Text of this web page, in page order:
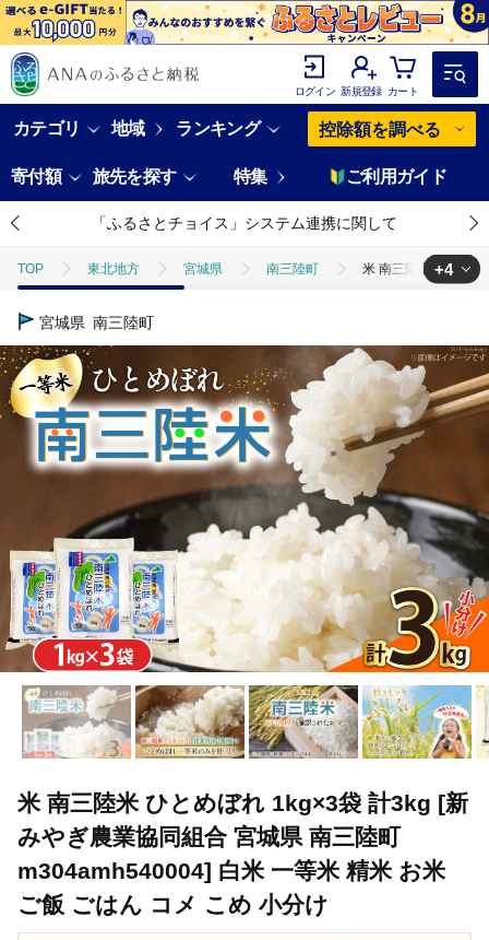
ログイン 新規登録 カート
カテゴリ 地域 ランキング 控除額を調べる
寄付額 旅先を探す 特集 ご利用ガイド
「ふるさとチョイス」システム連携に関して
TOP 東北地方 宮城県 南三陸町 米 南三陸米 ひとめ
TOP
TOP 米・穀物 米 南三陸米 ひとめぼれ 1kg×3袋 計3kg
TOP 米・穀物 米 精米 米 南三陸米 ひとめぼれ
米・穀物 米 ひとめぼれ 米 南三陸米 ひとめぼ
+4
宮城県 南三陸町
米 南三陸米 ひとめぼれ 1kg×3袋 計3kg [新
みやぎ農業協同組合 宮城県 南三陸町
m304amh540004] 白米 一等米 精米 お米
ご飯 ごはん コメ こめ 小分け